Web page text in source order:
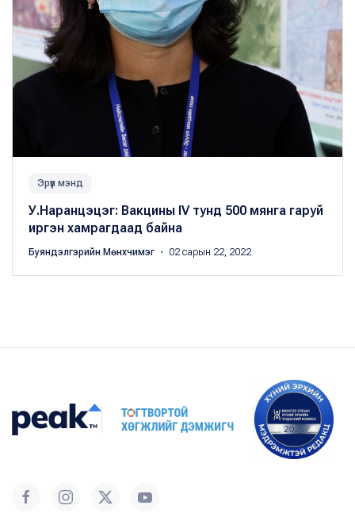
Эрүүл мэнд
У.Наранцэцэг: Вакцины IV тунд 500 мянга гаруй
иргэн хамрагдаад байна
Буяндэлгэрийн Мөнхчимэг ・ 02 сарын 22, 2022